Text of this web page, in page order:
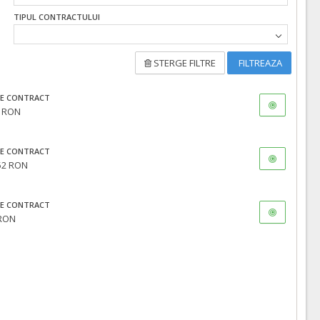
ATRIBUIT
TIPUL CONTRACTULUI
STERGE FILTRE FILTREAZA
CONTRACT
CONTRACT
RON
CONTRACT